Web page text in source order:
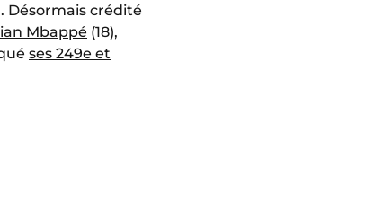
Désormais crédité
Mbappé (18),
ses 249e et